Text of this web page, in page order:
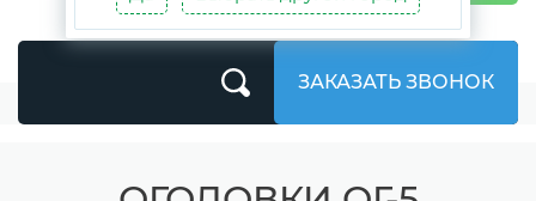
ЗАКАЗАТЬ ЗВОНОК